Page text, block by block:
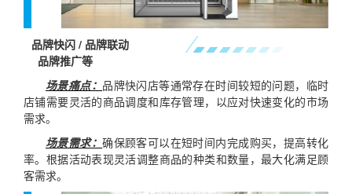
品牌快闪 / 品牌联动
品牌推广等
场景痛点： 品牌快闪店等通常存在时间较短的问题，临时
店铺需要灵活的商品调度和库存管理，以应对快速变化的市场
需求。
场景需求：确保顾客可以在短时间内完成购买，提高转化
率。根据活动表现灵活调整商品的种类和数量，最大化满足顾
客需求。